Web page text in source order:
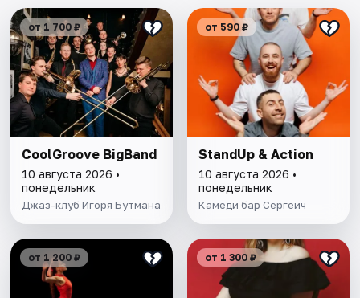
от 1 700 ₽
CoolGroove BigBand
10 августа 2026 •
понедельник
Джаз-клуб Игоря Бутмана
от 590 ₽
StandUp & Action
10 августа 2026 •
понедельник
Камеди бар Сергеич
от 1 200 ₽ от 1 300 ₽